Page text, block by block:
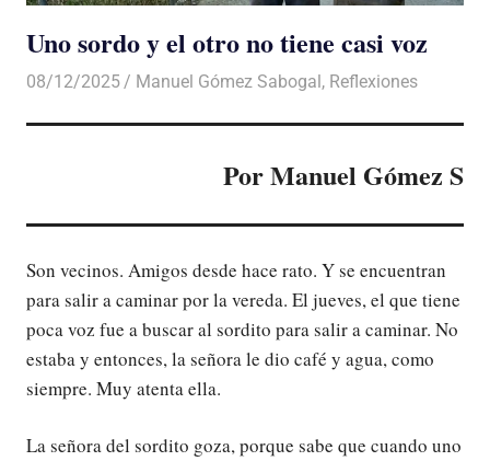
Uno sordo y el otro no tiene casi voz
08/12/2025 De todo un Poco
Manuel Gómez Sabogal, Reflexiones
Por Manuel Gómez S
Son vecinos. Amigos desde hace rato. Y se encuentran
para salir a caminar por la vereda. El jueves, el que tiene
poca voz fue a buscar al sordito para salir a caminar. No
estaba y entonces, la señora le dio café y agua, como
siempre. Muy atenta ella.
La señora del sordito goza, porque sabe que cuando uno